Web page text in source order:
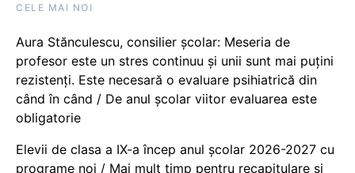
CELE MAI NOI
Aura Stănculescu, consilier școlar: Meseria de
profesor este un stres continuu și unii sunt mai puțini
rezistenți. Este necesară o evaluare psihiatrică din
când în când / De anul școlar viitor evaluarea este
obligatorie
Elevii de clasa a IX-a încep anul școlar 2026-2027 cu
programe noi / Mai mult timp pentru recapitulare și